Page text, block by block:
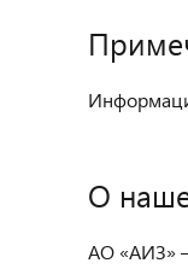
О
АО «АИЗ»